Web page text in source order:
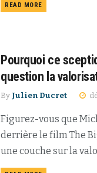
READ MORE
Pourquoi ce
question la
By Julien Ducret
Figurez-vous que
derrière le film The
une couche sur la